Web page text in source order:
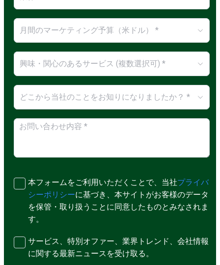
月間のマーケティング予算（米ドル） *
興味・関心のあるサービス (複数選択可) *
どこから当社のことをお知りになりましたか？ *
本フォームをご利用いただくことで、当社プライバ
シーポリシーに基づき、本サイトがお客様のデータ
を保管・取り扱うことに同意したものとみなされま
す。
サービス、特別オファー、業界トレンド、会社情報
に関する最新ニュースを受け取る。